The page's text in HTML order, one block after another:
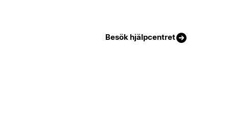
Besök hjälpcentret